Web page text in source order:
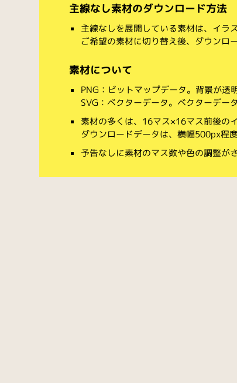
主線なし素材のダウンロード方法
主線なしを展開している素材は、イラ
ご希望の素材に切り替え後、ダウンロ
素材について
PNG：ビットマップデータ。背景が透
SVG：ベクターデータ。ベクターデ
素材の多くは、16マス×16マス前後の
ダウンロードデータは、横幅500px程
予告なしに素材のマス数や色の調整が